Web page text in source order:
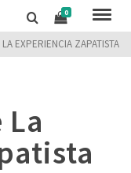
0
EXPERIENCIA ZAPATISTA